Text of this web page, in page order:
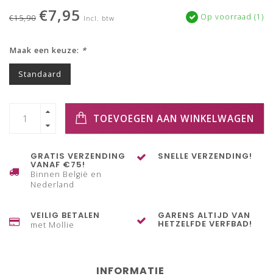
€15,90 €7,95 Incl. btw Op voorraad (1)
Maak een keuze: *
Standaard
TOEVOEGEN AAN WINKELWAGEN
GRATIS VERZENDING
VANAF €75!
Binnen België en
Nederland
SNELLE VERZENDING!
VEILIG BETALEN
met Mollie
GARENS ALTIJD VAN
HETZELFDE VERFBAD!
INFORMATIE